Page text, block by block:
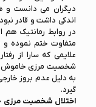
دیگران می دانست و
اندکی داشت و قادر
در روابط رمانتیک هم
متفاوت ختم نموده و
علایمی که سارا از
شخصیت مرزی خاموش
به دلیل عدم بروز
گیرد.
اختلال شخصیت